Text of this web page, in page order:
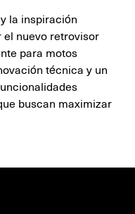
la inspiración
el nuevo retrovisor
para motos
técnica y un
buscan maximizar